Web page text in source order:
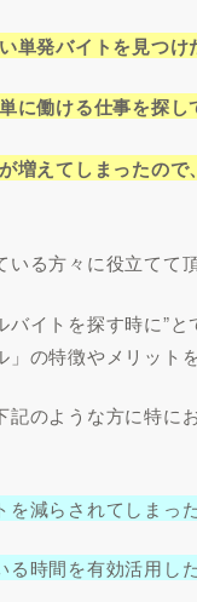
単発バイトを見つけ
に働ける仕事を探し
増えてしまったので
いる方々に役立てて頂
バイトを探す時に”と
」の特徴やメリット
記のような方に特に
を減らされてしまっ
る時間を有効活用し